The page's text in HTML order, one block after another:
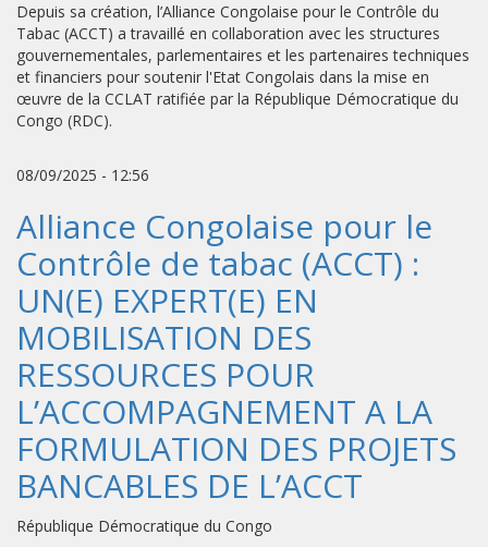
Depuis sa création, l’Alliance Congolaise pour le Contrôle du
Tabac (ACCT) a travaillé en collaboration avec les structures
gouvernementales, parlementaires et les partenaires techniques
et financiers pour soutenir l'Etat Congolais dans la mise en
œuvre de la CCLAT ratifiée par la République Démocratique du
Congo (RDC).
08/09/2025 - 12:56
Alliance Congolaise pour le
Contrôle de tabac (ACCT) :
UN(E) EXPERT(E) EN
MOBILISATION DES
RESSOURCES POUR
L’ACCOMPAGNEMENT A LA
FORMULATION DES PROJETS
BANCABLES DE L’ACCT
République Démocratique du Congo